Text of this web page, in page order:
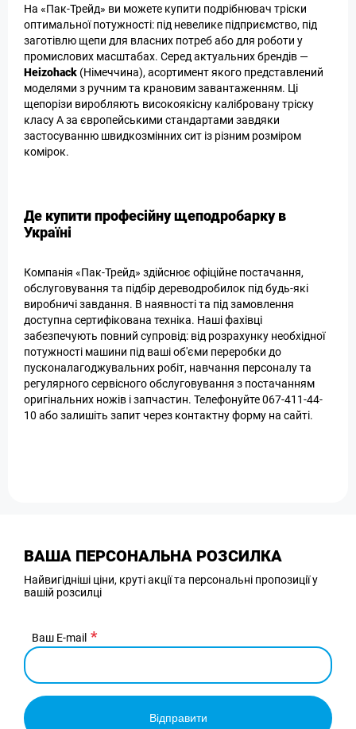
На «Пак-Трейд» ви можете купити подрібнювач тріски
оптимальної потужності: під невелике підприємство, під
заготівлю щепи для власних потреб або для роботи у
промислових масштабах. Серед актуальних брендів —
Heizohack (Німеччина), асортимент якого представлений
моделями з ручним та крановим завантаженням. Ці
щепорізи виробляють високоякісну калібровану тріску
класу А за європейськими стандартами завдяки
застосуванню швидкозмінних сит із різним розміром
комірок.
Де купити професійну щеподробарку в
Україні
Компанія «Пак-Трейд» здійснює офіційне постачання,
обслуговування та підбір дереводробилок під будь-які
виробничі завдання. В наявності та під замовлення
доступна сертифікована техніка. Наші фахівці
забезпечують повний супровід: від розрахунку необхідної
потужності машини під ваші об'єми переробки до
пусконалагоджувальних робіт, навчання персоналу та
регулярного сервісного обслуговування з постачанням
оригінальних ножів і запчастин. Телефонуйте 067-411-44-
10 або залишіть запит через контактну форму на сайті.
ВАША ПЕРСОНАЛЬНА РОЗСИЛКА
Найвигідніші ціни, круті акції та персональні пропозиції у
вашій розсилці
Ваш E-mail
Відправити